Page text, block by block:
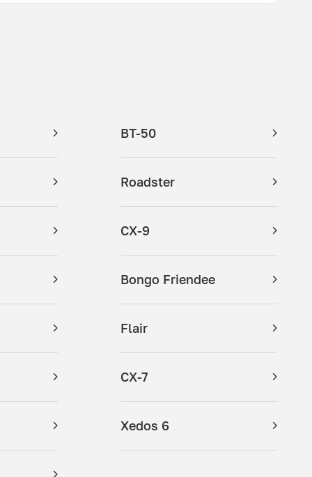
BT-50
Roadster
CX-9
Bongo Friendee
Flair
CX-7
Xedos 6